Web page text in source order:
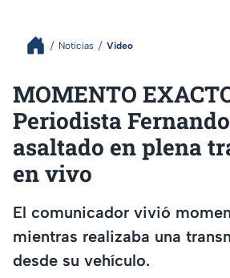
Noticias Video
MOMENTO
Periodista
asaltado en plena
en vivo
El comunicador vivió
mientras realizaba una
desde su vehículo.